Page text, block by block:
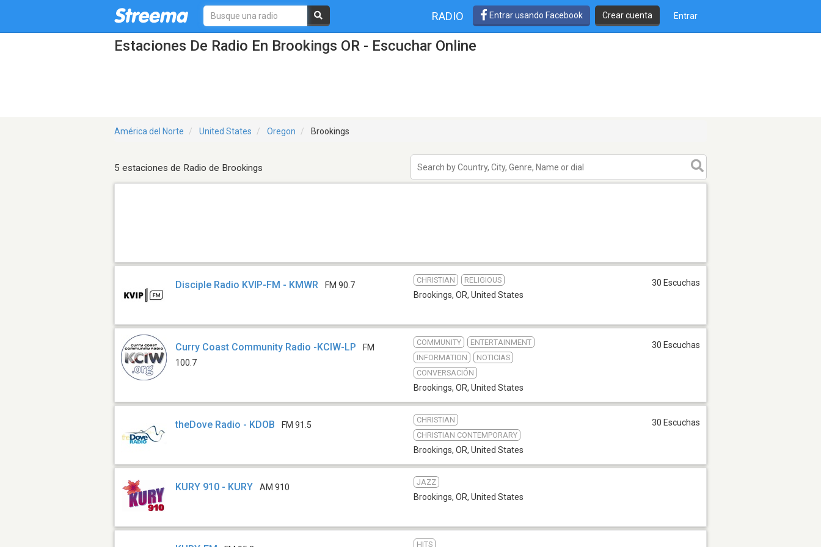
RADIO Entrar usando Facebook Crear cuenta Entrar
Estaciones De Radio En Brookings OR - Escuchar Online
América del Norte United States Oregon Brookings
5 estaciones de Radio de Brookings
Disciple Radio KVIP-FM - KMWR FM 90.7
CHRISTIAN RELIGIOUS
Brookings, OR, United States
30 Escuchas
Curry Coast Community Radio -KCIW-LP
FM
100.7
COMMUNITY
ENTERTAINMENT
INFORMATION
NOTICIAS
CONVERSACIÓN
Brookings, OR, United States
30 Escuchas
theDove Radio - KDOB FM 91.5
CHRISTIAN
CHRISTIAN CONTEMPORARY
Brookings, OR, United States
30 Escuchas
KURY 910 - KURY AM 910
JAZZ
Brookings, OR, United States
HITS